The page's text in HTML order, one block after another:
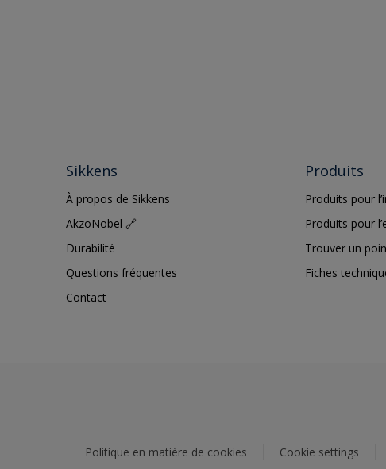
Sikkens
À propos de Sikkens
AkzoNobel 🔗
Durabilité
Questions fréquentes
Contact
Produits
Produits pour
Produits pour
Trouver un
Fiches
Politique en matière de cookies Cookie settings